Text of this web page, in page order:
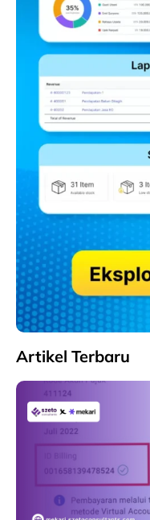
Artikel Terbaru